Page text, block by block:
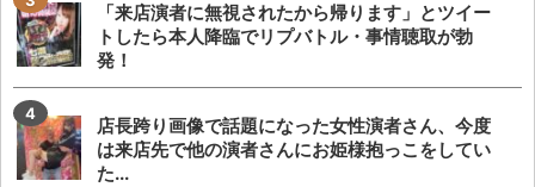
「来店演者に無視されたから帰ります」とツイー
トしたら本人降臨でリプバトル・事情聴取が勃
発！
店長跨り画像で話題になった女性演者さん、今度
は来店先で他の演者さんにお姫様抱っこをしてい
た...